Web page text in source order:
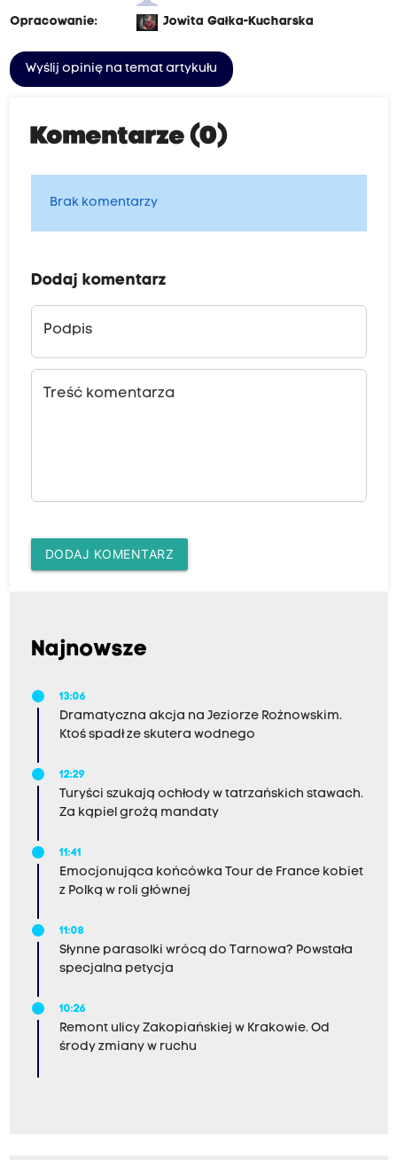
Opracowanie:
Jowita Gałka-Kucharska
Wyślij opinię na temat artykułu
Komentarze (0)
Brak komentarzy
Dodaj komentarz
Podpis
Treść komentarza
DODAJ KOMENTARZ
Najnowsze
13:06
Dramatyczna akcja na Jeziorze Rożnowskim.
Ktoś spadł ze skutera wodnego
12:29
Turyści szukają ochłody w tatrzańskich stawach.
Za kąpiel grożą mandaty
11:41
Emocjonująca końcówka Tour de France kobiet
z Polką w roli głównej
11:08
Słynne parasolki wrócą do Tarnowa? Powstała
specjalna petycja
10:26
Remont ulicy Zakopiańskiej w Krakowie. Od
środy zmiany w ruchu